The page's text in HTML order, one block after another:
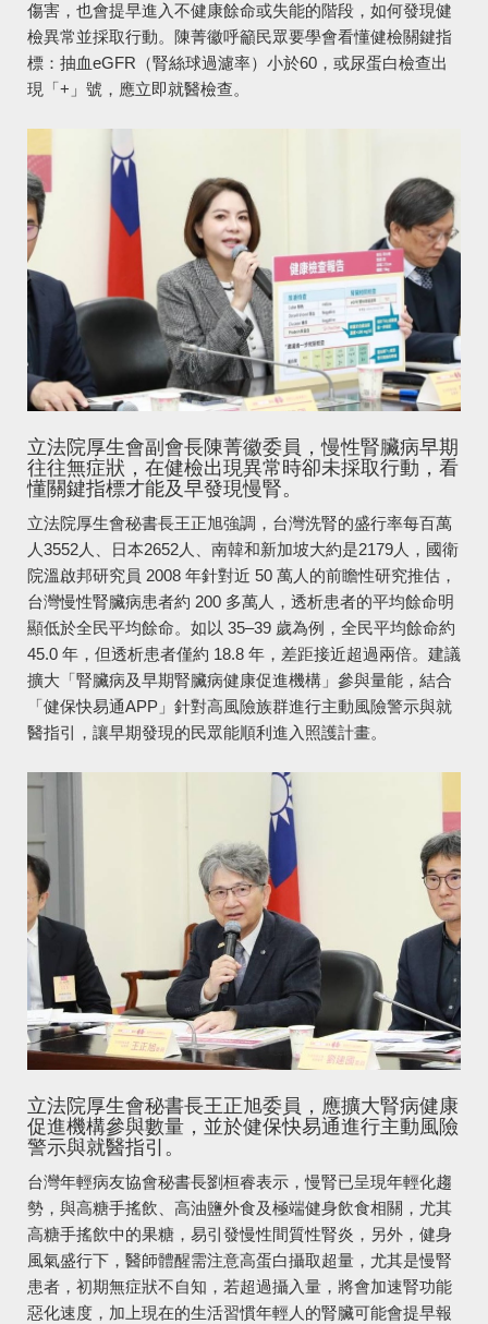
傷害，也會提早進入不健康餘命或失能的階段，如何發現健
檢異常並採取行動。陳菁徽呼籲民眾要學會看懂健檢關鍵指
標：抽血eGFR（腎絲球過濾率）小於60，或尿蛋白檢查出
現「+」號，應立即就醫檢查。
立法院厚生會副會長陳菁徽委員，慢性腎臟病早期
往往無症狀，在健檢出現異常時卻未採取行動，看
懂關鍵指標才能及早發現慢腎。
立法院厚生會秘書長王正旭強調，台灣洗腎的盛行率每百萬
人3552人、日本2652人、南韓和新加坡大約是2179人，國衛
院溫啟邦研究員 2008 年針對近 50 萬人的前瞻性研究推估，
台灣慢性腎臟病患者約 200 多萬人，透析患者的平均餘命明
顯低於全民平均餘命。如以 35–39 歲為例，全民平均餘命約
45.0 年，但透析患者僅約 18.8 年，差距接近超過兩倍。建議
擴大「腎臟病及早期腎臟病健康促進機構」參與量能，結合
「健保快易通APP」針對高風險族群進行主動風險警示與就
醫指引，讓早期發現的民眾能順利進入照護計畫。
立法院厚生會秘書長王正旭委員，應擴大腎病健康
促進機構參與數量，並於健保快易通進行主動風險
警示與就醫指引。
台灣年輕病友協會秘書長劉桓睿表示，慢腎已呈現年輕化趨
勢，與高糖手搖飲、高油鹽外食及極端健身飲食相關，尤其
高糖手搖飲中的果糖，易引發慢性間質性腎炎，另外，健身
風氣盛行下，醫師體醒需注意高蛋白攝取超量，尤其是慢腎
患者，初期無症狀不自知，若超過攝入量，將會加速腎功能
惡化速度，加上現在的生活習慣年輕人的腎臟可能會提早報